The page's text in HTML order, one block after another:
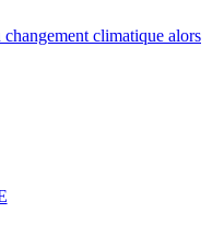
climatique alors